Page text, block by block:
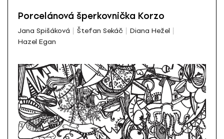
Porcelánová šperkovnička Korzo
Jana Spišáková Štefan Sekáč
Diana Hežel
Hazel Egan